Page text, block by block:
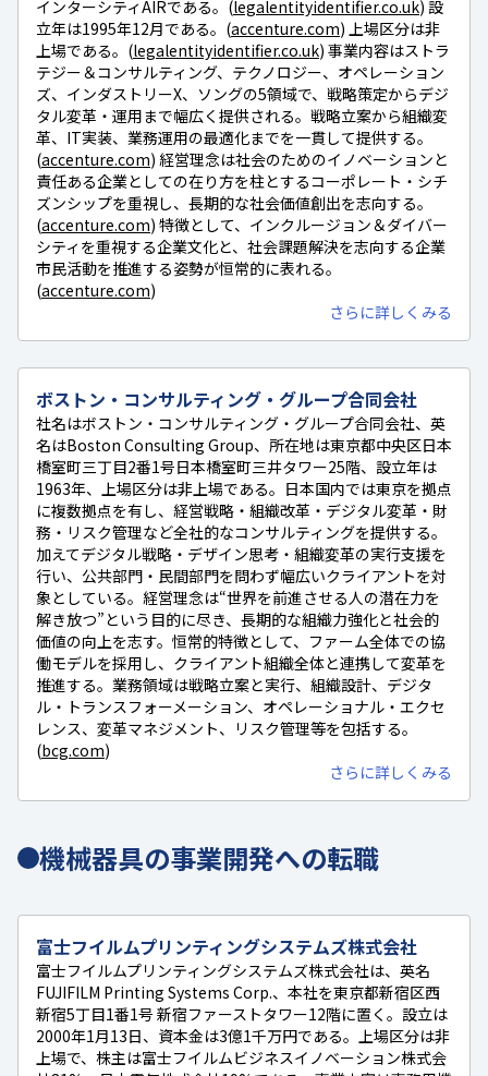
インターシティAIRである。(legalentityidentifier.co.uk) 設
立年は1995年12月である。(accenture.com) 上場区分は非
上場である。(legalentityidentifier.co.uk) 事業内容はストラ
テジー＆コンサルティング、テクノロジー、オペレーション
ズ、インダストリーX、ソングの5領域で、戦略策定からデジ
タル変革・運用まで幅広く提供される。戦略立案から組織変
革、IT実装、業務運用の最適化までを一貫して提供する。
(accenture.com) 経営理念は社会のためのイノベーションと
責任ある企業としての在り方を柱とするコーポレート・シチ
ズンシップを重視し、長期的な社会価値創出を志向する。
(accenture.com) 特徴として、インクルージョン＆ダイバー
シティを重視する企業文化と、社会課題解決を志向する企業
市民活動を推進する姿勢が恒常的に表れる。
(accenture.com)
さらに詳しくみる
ボストン・コンサルティング・グループ合同会社
社名はボストン・コンサルティング・グループ合同会社、英
名はBoston Consulting Group、所在地は東京都中央区日本
橋室町三丁目2番1号日本橋室町三井タワー25階、設立年は
1963年、上場区分は非上場である。日本国内では東京を拠点
に複数拠点を有し、経営戦略・組織改革・デジタル変革・財
務・リスク管理など全社的なコンサルティングを提供する。
加えてデジタル戦略・デザイン思考・組織変革の実行支援を
行い、公共部門・民間部門を問わず幅広いクライアントを対
象としている。経営理念は“世界を前進させる人の潜在力を
解き放つ”という目的に尽き、長期的な組織力強化と社会的
価値の向上を志す。恒常的特徴として、ファーム全体での協
働モデルを採用し、クライアント組織全体と連携して変革を
推進する。業務領域は戦略立案と実行、組織設計、デジタ
ル・トランスフォーメーション、オペレーショナル・エクセ
レンス、変革マネジメント、リスク管理等を包括する。
(bcg.com)
さらに詳しくみる
機械器具の事業開発への転職
富士フイルムプリンティングシステムズ株式会社
富士フイルムプリンティングシステムズ株式会社は、英名
FUJIFILM Printing Systems Corp.、本社を東京都新宿区西
新宿5丁目1番1号 新宿ファーストタワー12階に置く。設立は
2000年1月13日、資本金は3億1千万円である。上場区分は非
上場で、株主は富士フイルムビジネスイノベーション株式会